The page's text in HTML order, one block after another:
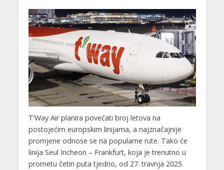
T’Way Air planira povećati broj letova na
postojećim europskim linijama, a najznačajnije
promjene odnose se na popularne rute. Tako će
linija Seul Incheon – Frankfurt, koja je trenutno u
prometu četiri puta tjedno, od 27. travnja 2025.